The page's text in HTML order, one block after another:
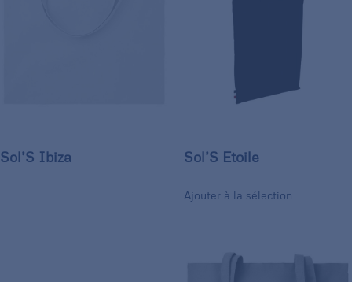
Sol’S Ibiza Sol’S Etoile
Ajouter à la sélection